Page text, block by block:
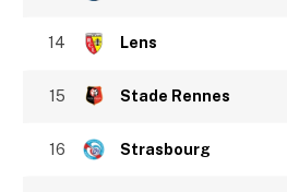
14 Lens
15 Stade Rennes
16 Strasbourg